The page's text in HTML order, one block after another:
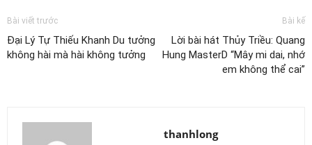
Bài viết trước
Đại Lý Tự Thiếu Khanh Du tưởng
không hài mà hài không tưởng
Bài kế
Lời bài hát Thủy Triều: Quang
Hung MasterD “Mây mi dai, nhớ
em không thể cai”
thanhlong